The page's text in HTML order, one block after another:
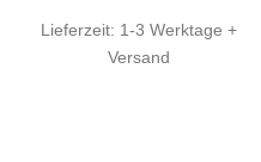
Lieferzeit: 1-3 Werktage +
Versand